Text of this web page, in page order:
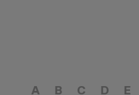
A B C D E